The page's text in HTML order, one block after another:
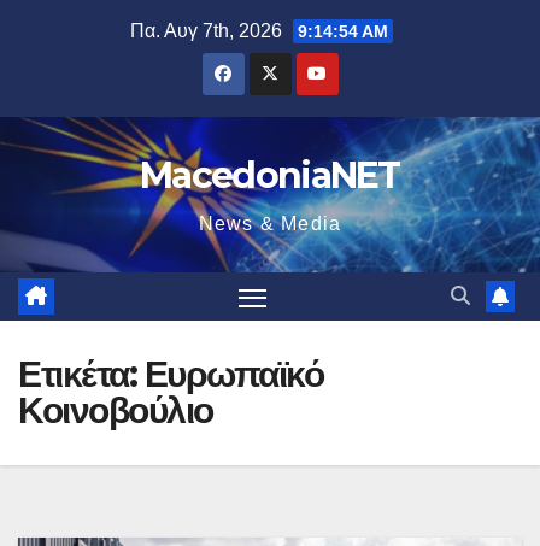
Πα. Αυγ 7th, 2026 9:14:54 AM
MacedoniaNET
News & Media
Ετικέτα: Ευρωπαϊκό
Κοινοβούλιο